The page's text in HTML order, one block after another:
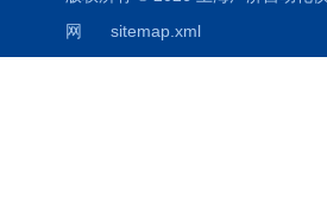
网
sitemap.xml